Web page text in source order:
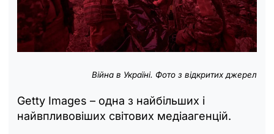
Війна в Україні. Фото з відкритих джерел
Getty Images – одна з найбільших і
найвпливовіших світових медіаагенцій.